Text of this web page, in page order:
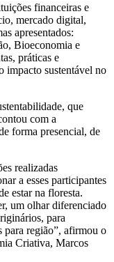
financeiras e
mercado digital,
apresentados:
Bioeconomia e
práticas e
impacto sustentável no
que
com a
forma presencial, de
realizadas
a esses participantes
estar na floresta.
um olhar diferenciado
para
para região”, afirmou o
Criativa, Marcos